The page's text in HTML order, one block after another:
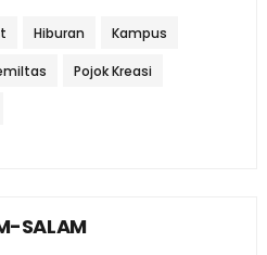
Hiburan Kampus
Pojok Kreasi
SALAM